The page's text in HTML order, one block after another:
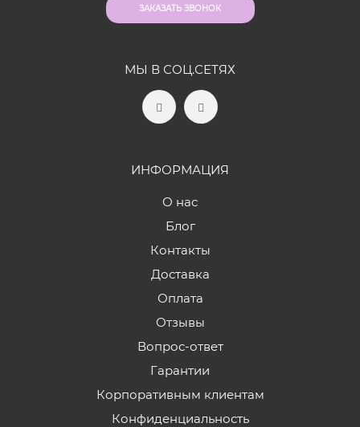
ЗАКАЗАТЬ ЗВОНОК
МЫ В СОЦ.СЕТЯХ
ИНФОРМАЦИЯ
О нас
Блог
Контакты
Доставка
Оплата
Отзывы
Вопрос-ответ
Гарантии
Корпоративным клиентам
Конфиденциальность